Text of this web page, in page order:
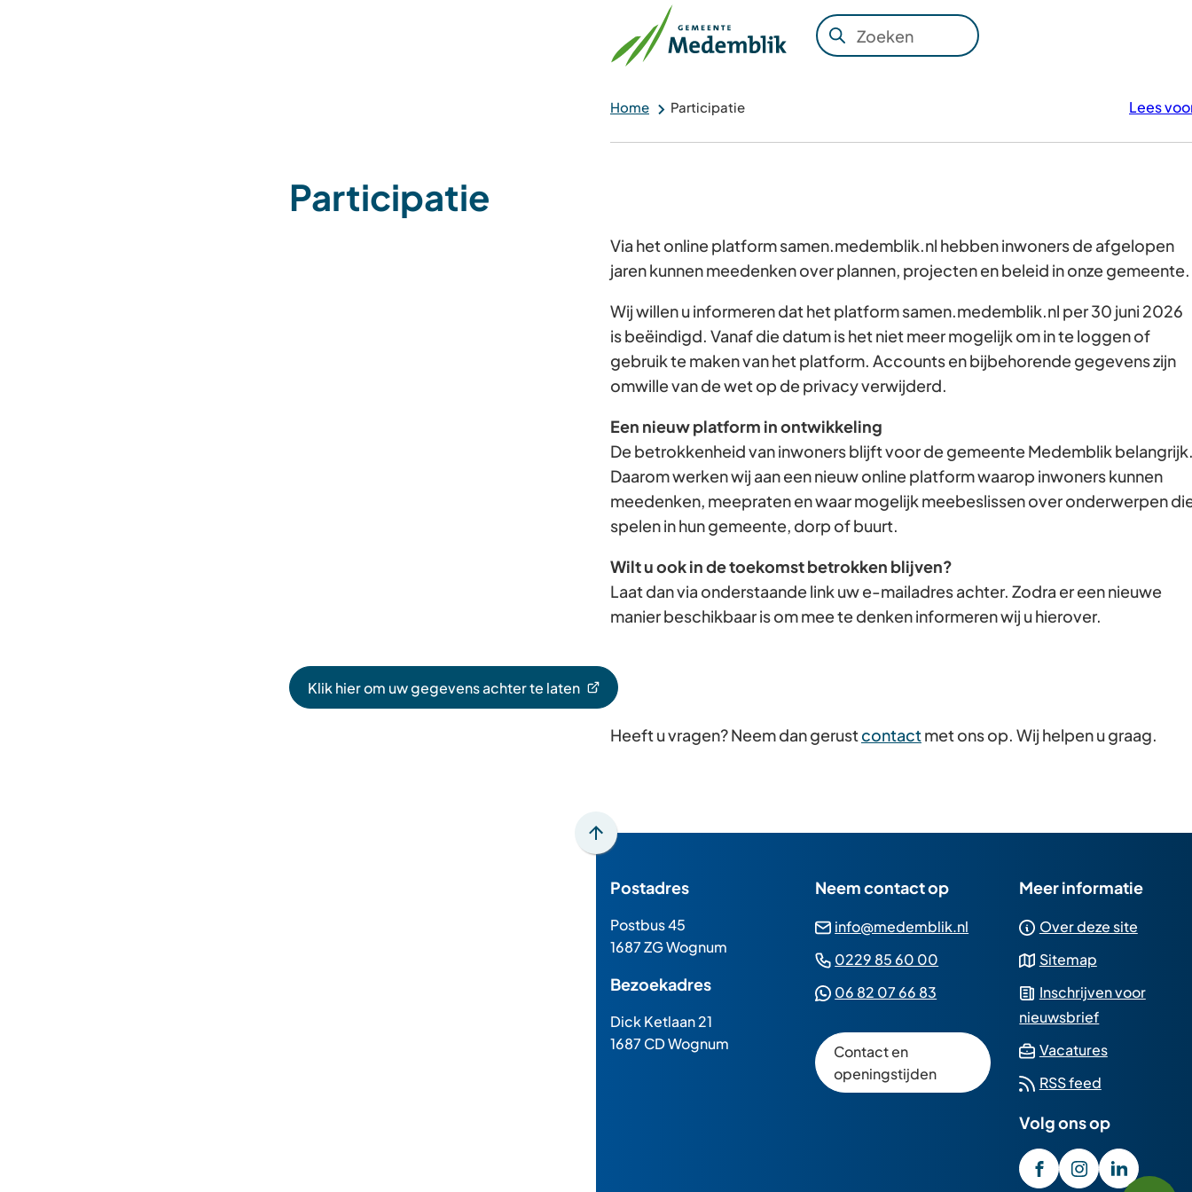
Zoeken
Wanneer
kun
door
pijl
en
omlaag
te
gebruiken.
Gebruik
enter-
een
waarde
te
selecteren.
Home Participatie Lees
Participatie
Via het online platform samen.medemblik.nl hebben inwoners de afgelopen
jaren kunnen meedenken over plannen, projecten en beleid in onze gemeente.
Wij willen u informeren dat het platform samen.medemblik.nl per 30 juni 2026
is beëindigd. Vanaf die datum is het niet meer mogelijk om in te loggen of
gebruik te maken van het platform. Accounts en bijbehorende gegevens zijn
omwille van de wet op de privacy verwijderd.
Een nieuw platform in ontwikkeling
De betrokkenheid van inwoners blijft voor de gemeente Medemblik
Daarom werken wij aan een nieuw online platform waarop inwoners kunnen
meedenken, meepraten en waar mogelijk meebeslissen over onderwerpen
spelen in hun gemeente, dorp of buurt.
Wilt u ook in de toekomst betrokken blijven?
Laat dan via onderstaande link uw e-mailadres achter. Zodra er een nieuwe
manier beschikbaar is om mee te denken informeren wij u hierover.
Klik hier om uw gegevens achter te laten
(Verwijst
Heeft u vragen? Neem dan gerustcontactmet ons op. Wij helpen u graag.
Scroll
boven
het
begin
van
paginainhoud
Postadres
Postbus 45
1687 ZG Wognum
Bezoekadres
Dick Ketlaan 21
1687 CD Wognum
Neem contact op
info@medemblik.nl (Verwijst
mailadres)
0229 85 60 00
telefoonnummer)
06 82 07 66 83
een
Whatsapp
telefoonnummer)
Contact en
openingstijden
Meer informatie
Over deze site
Sitemap
Inschrijven voor
nieuwsbrief
Vacatures(Verwijst
externe
website)
RSS feed
Volg ons op
/
(Verwijst(Verwijst(Verwijst